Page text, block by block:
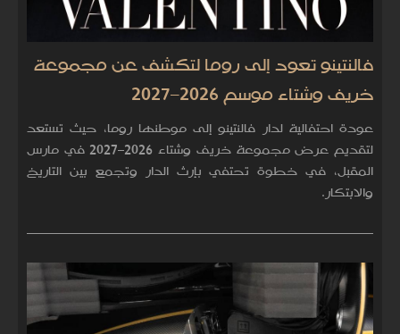
فالنتينو تعود إلى روما لتكشف عن مجموعة
خريف وشتاء موسم 2026–2027
عودة احتفالية لدار فالنتينو إلى موطنها روما، حيث تستعد
لتقديم عرض مجموعة خريف وشتاء 2026–2027 في مارس
المقبل، في خطوة تحتفي بإرث الدار وتجمع بين التاريخ
والابتكار.